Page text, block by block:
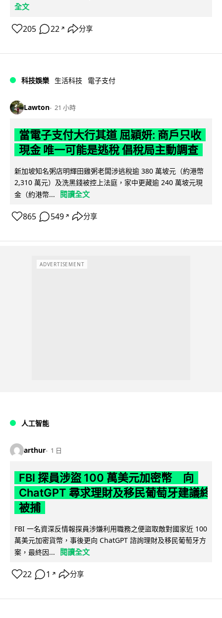
全文
205 22 ↗ 分享
科技娛樂 生活科技 電子支付
Lawton 21 小時
當電子支付大行其道 屈穎妍: 商戶只收
現金 唯一可能是逃稅 倡稅局主動調查
新加坡知名粥店明輝田雞粥老闆涉逃稅逾 380 萬坡元（約港幣
2,310 萬元）及洗黑錢被控上法庭，家中更藏逾 240 萬坡元現
金（約港幣...
閱讀全文
865 549 ↗ 分享
ADVERTISEMENT
人工智能
arthur 1 日
FBI 探員涉盜 100 萬美元加密幣 向
ChatGPT 尋求理財及移民葡萄牙建議終
被捕
FBI 一名資深反情報探員涉嫌利用職務之便盜取敵對國家近 100
萬美元加密貨幣，事後更向 ChatGPT 諮詢理財及移民葡萄牙方
案，最終因...
閱讀全文
22 1 ↗ 分享